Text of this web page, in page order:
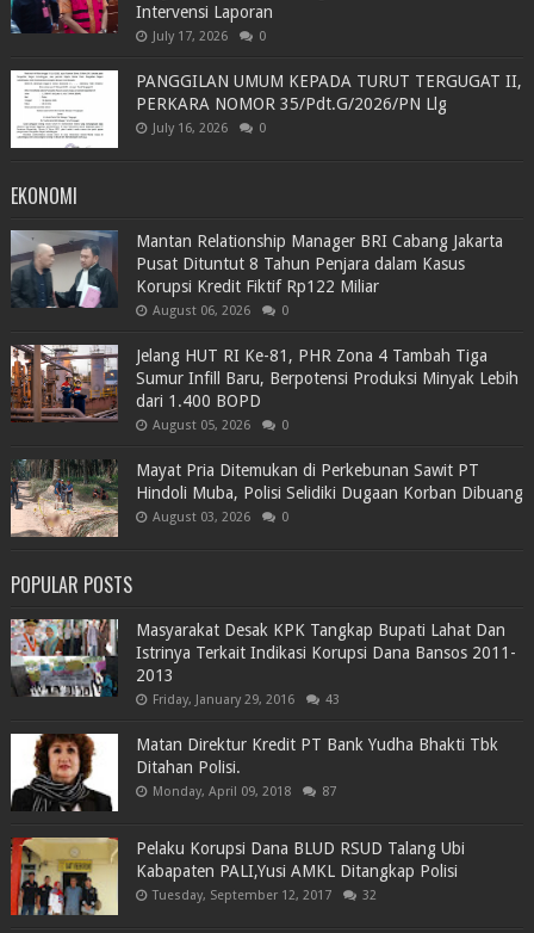
Intervensi Laporan
July 17, 2026 0
PANGGILAN UMUM KEPADA TURUT TERGUGAT II,
PERKARA NOMOR 35/Pdt.G/2026/PN Llg
July 16, 2026 0
EKONOMI
Mantan Relationship Manager BRI Cabang Jakarta
Pusat Dituntut 8 Tahun Penjara dalam Kasus
Korupsi Kredit Fiktif Rp122 Miliar
August 06, 2026 0
Jelang HUT RI Ke-81, PHR Zona 4 Tambah Tiga
Sumur Infill Baru, Berpotensi Produksi Minyak Lebih
dari 1.400 BOPD
August 05, 2026 0
Mayat Pria Ditemukan di Perkebunan Sawit PT
Hindoli Muba, Polisi Selidiki Dugaan Korban Dibuang
August 03, 2026 0
POPULAR POSTS
Masyarakat Desak KPK Tangkap Bupati Lahat Dan
Istrinya Terkait Indikasi Korupsi Dana Bansos 2011-
2013
Friday, January 29, 2016 43
Matan Direktur Kredit PT Bank Yudha Bhakti Tbk
Ditahan Polisi.
Monday, April 09, 2018 87
Pelaku Korupsi Dana BLUD RSUD Talang Ubi
Kabapaten PALI,Yusi AMKL Ditangkap Polisi
Tuesday, September 12, 2017 32